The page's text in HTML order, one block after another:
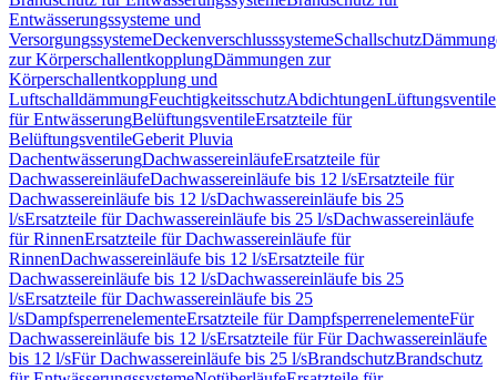
Entwässerungssysteme und
VersorgungssystemeDeckenverschlusssystemeSchallschutz
zur KörperschallentkopplungDämmungen zur
Körperschallentkopplung und
LuftschalldämmungFeuchtigkeitsschutzAbdichtungenLüftungsventile
für EntwässerungBelüftungsventileErsatzteile für
BelüftungsventileGeberit Pluvia
DachentwässerungDachwassereinläufeErsatzteile für
DachwassereinläufeDachwassereinläufe bis 12 l/sErsatzteile für
Dachwassereinläufe bis 12 l/sDachwassereinläufe bis 25
l/sErsatzteile für Dachwassereinläufe bis 25 l/sDachwassereinläufe
für RinnenErsatzteile für Dachwassereinläufe für
RinnenDachwassereinläufe bis 12 l/sErsatzteile für
Dachwassereinläufe bis 12 l/sDachwassereinläufe bis 25
l/sErsatzteile für Dachwassereinläufe bis 25
l/sDampfsperrenelementeErsatzteile für DampfsperrenelementeFür
Dachwassereinläufe bis 12 l/sErsatzteile für Für Dachwassereinläufe
bis 12 l/sFür Dachwassereinläufe bis 25 l/sBrandschutzBrandschutz